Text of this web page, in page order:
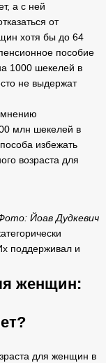
а с ней
от
хотя бы до 64
пособие
1000 шекелей в
не выдержат
млн шекелей в
избежать
возраста для
Йоав Дудкевич
поддерживал и
женщин:
для женщин в